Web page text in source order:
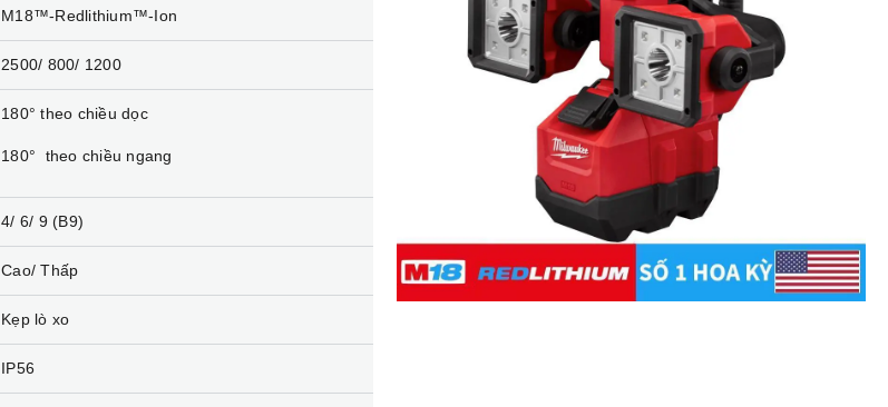
M18™-Redlithium™-Ion
2500/ 800/ 1200
180° theo chiều dọc
180° theo chiều ngang
4/ 6/ 9 (B9)
Cao/ Thấp
Kẹp lò xo
IP56